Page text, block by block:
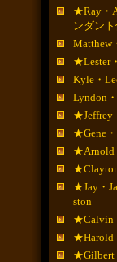
★Ray・
ンダント
Matthew
★Lester
Kyle・
Lyndon
★Jeffrey
★Gene
★Arnold
★Jay・
ston
★Calvin
★Harold
★Gilbert